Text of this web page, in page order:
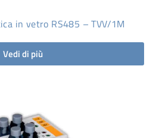
in vetro RS485 – TVV/1M
Vedi di più